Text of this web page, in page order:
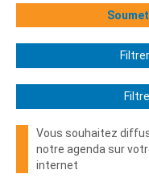
Vous souhaitez
notre agenda sur
internet